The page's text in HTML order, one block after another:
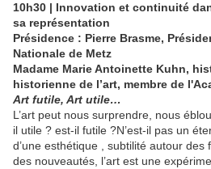
10h30 | Innovation et continuité
sa représentation
Présidence : Pierre Brasme,
Nationale de Metz
Madame Marie Antoinette Kuhn,
historienne de l’art, membre de
Art futile, Art utile…
L’art peut nous surprendre, nous
il utile ? est-il futile ?N’est-il pas un
d’une esthétique , subtilité autour des
des nouveautés, l’art est une